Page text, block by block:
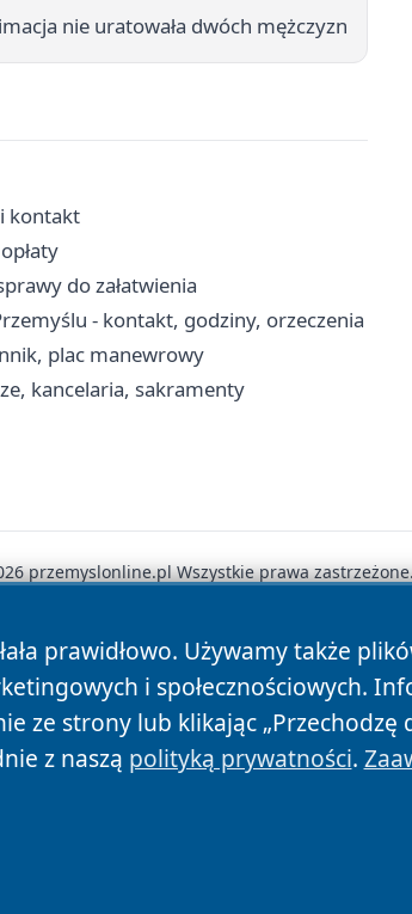
nie uratowała dwóch mężczyzn
kontakt
do załatwienia
- kontakt, godziny, orzeczenia
plac manewrowy
kancelaria, sakramenty
prawidłowo. Używamy także
i społecznościowych.
ze strony lub klikając „Przechodzę
z naszą polityką prywatności.
przemyslonline.pl Wszystkie prawa
Polityka Prywatności Polityka